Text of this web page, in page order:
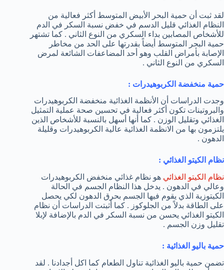
لقد ثبت أن حمية البحر الأبيض المتوسط أكثر فعالية من
النظام الغذائي قليل الدسم في خفض نسبة السكر في الدم
للأشخاص المصابين بداء السكري من النوع الثاني . كما تشتهر
حمية البحر المتوسط أيضاً بقدرتها على الحد من مخاطر
الإصابة بأمراض القلب وهو أحد المضاعفات الشائعة لمرض
السكري من النوع الثاني .
حمية منخفضة الكربوهيدرات :
وجدت الدراسات أن الأنظمة الغذائية منخفضة الكربوهيدرات
والبروتينات تكون أكثر فعالية في تحسين صحة عملية التمثيل
الغذائي وتقليل الوزن . كما أنها أسهل بالنسبة للأشخاص الذين
يلتزمون بها من الانظمة الغذائية عالية الكربوهيدرات وقليلة
الدهون .
نظام الكيتو الغذائي :
نظام الكيتو الغذائي هو نظام غذائي منخفض الكربوهيدرات
وعالي في الدهون . يدخل هذا النظام الجسم في الحالة
الكيتوزية الذي يقوم فيها الجسم بحرق الدهون لكي يحصل
على الطاقة بدلاً من الجلوكوز . كما أثبتت الدراسات أن نظام
الكيتو الغذائي يحسن من نسبة السكر في الدم بالإضافة لإبلا
تقليل وزن الجسم .
حمية باليو الغذائية :
تضمن حمية باليو الغذائية تناول الطعام كما اكل أجدادنا . لقد